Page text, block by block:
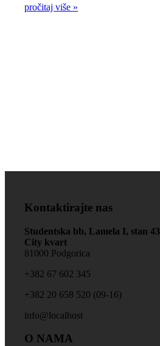
pročitaj više »
Kontaktirajte nas
Studentska bb, Lamela I, stan 43
City kvart
81000 Podgorica
+‎382 67 602 345
+‎382 20 658 520 (09-16)
info@localhost
O NAMA